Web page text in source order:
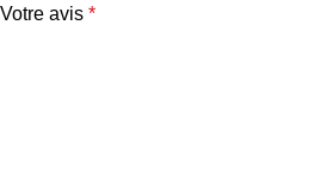
Votre avis *